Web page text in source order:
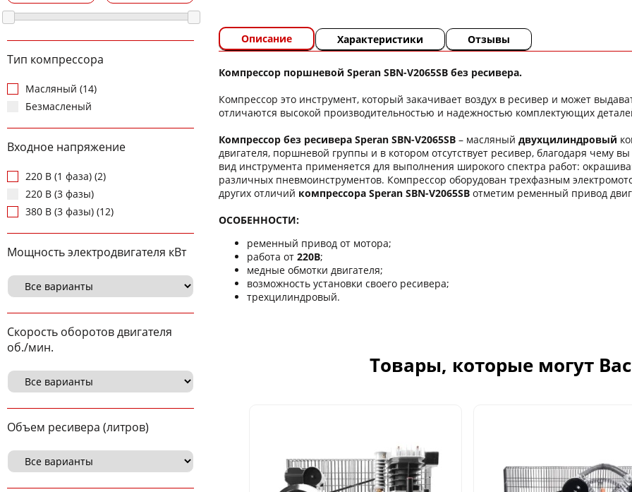
Тип компрессора
Масляный (14)
Безмасленый
Входное напряжение
220 В (1 фаза) (2)
220 В (3 фазы)
380 В (3 фазы) (12)
Мощность электродвигателя кВт
Скорость оборотов двигателя
об./мин.
Объем ресивера (литров)
Описание Характеристики Отзывы
Компрессор поршневой Speran SBN-V2065SВ без ресивера.
Компрессор это инструмент, который закачивает воздух в ресивер и может
отличаются высокой производительностью и надежностью комплектующих
Компрессор без ресивера Speran SBN-V2065SВ – масляный двухцилиндровый
двигателя, поршневой группы и в котором отсутствует ресивер, благодаря
вид инструмента применяется для выполнения широкого спектра работ:
различных пневмоинструментов. Компрессор оборудован трехфазным
других отличий компрессора Speran SBN-V2065SВ отметим ременный привод
ОСОБЕННОСТИ:
ременный привод от мотора;
работа от 220В;
медные обмотки двигателя;
возможность установки своего ресивера;
трехцилиндровый.
Товары, которые могут